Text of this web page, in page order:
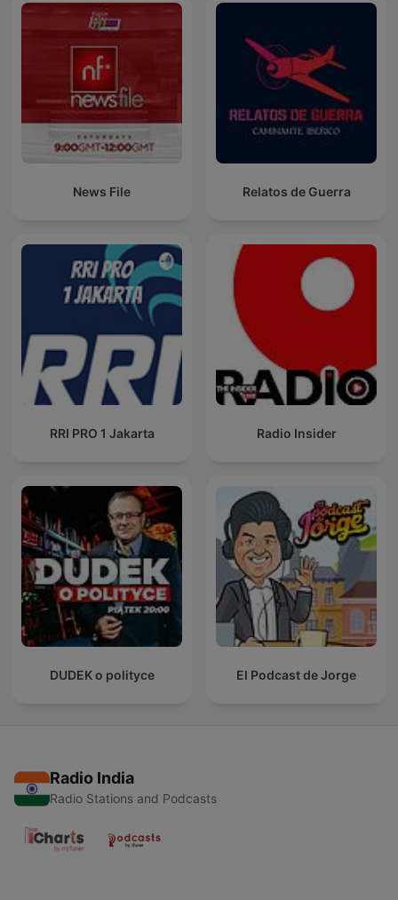
News File Relatos de Guerra
RRI PRO 1 Jakarta Radio Insider
DUDEK o polityce El Podcast de Jorge
Radio India
Radio Stations and Podcasts